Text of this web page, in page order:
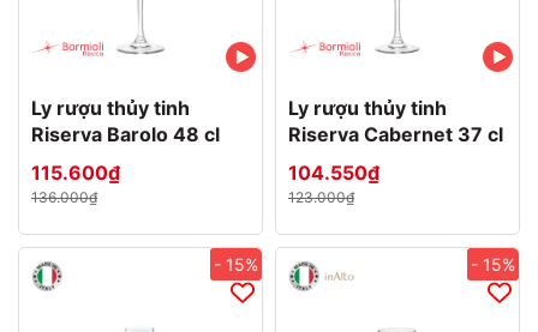
Ly rượu thủy tinh
Riserva Barolo 48 cl
115.600₫
136.000₫
Ly rượu thủy tinh
Riserva Cabernet 37 cl
104.550₫
123.000₫
- 15% - 15%